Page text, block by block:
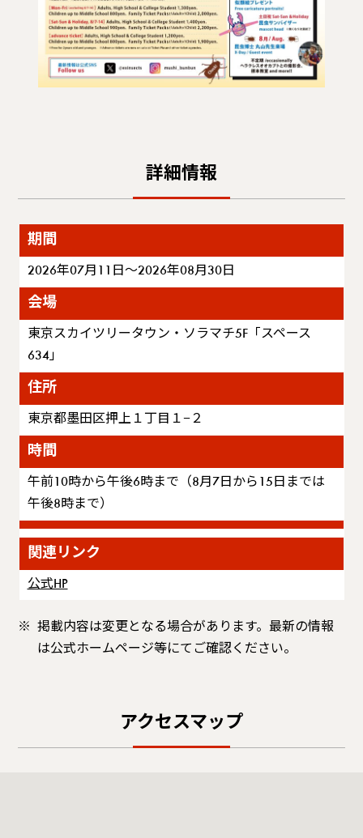
詳細情報
期間
2026年07月11日～2026年08月30日
会場
東京スカイツリータウン・ソラマチ5F「スペース
634」
住所
東京都墨田区押上１丁目１−２
時間
午前10時から午後6時まで（8月7日から15日までは
午後8時まで）
関連リンク
公式HP
掲載内容は変更となる場合があります。最新の情報
は公式ホームページ等にてご確認ください。
アクセスマップ